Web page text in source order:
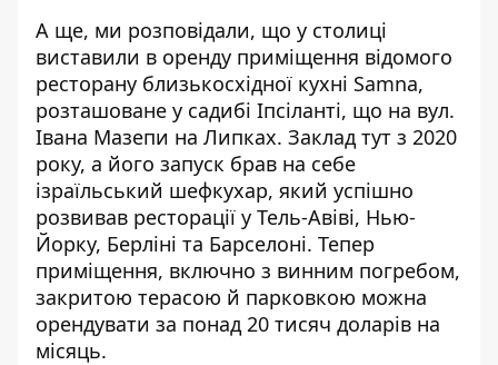
А ще, ми розповідали, що у столиці
виставили в оренду приміщення відомого
ресторану близькосхідної кухні Samna,
розташоване у садибі Іпсіланті, що на вул.
Івана Мазепи на Липках. Заклад тут з 2020
року, а його запуск брав на себе
ізраїльський шефкухар, який успішно
розвивав ресторації у Тель-Авіві, Нью-
Йорку, Берліні та Барселоні. Тепер
приміщення, включно з винним погребом,
закритою терасою й парковкою можна
орендувати за понад 20 тисяч доларів на
місяць.